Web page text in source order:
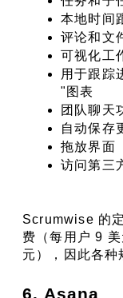
本地时间
评论和文
可视化工
用于跟踪
"图表
团队聊天
自动保存
拖放界面
访问第三
Scrumwise 的
费（每用户 9
元），因此各种
6. Asana